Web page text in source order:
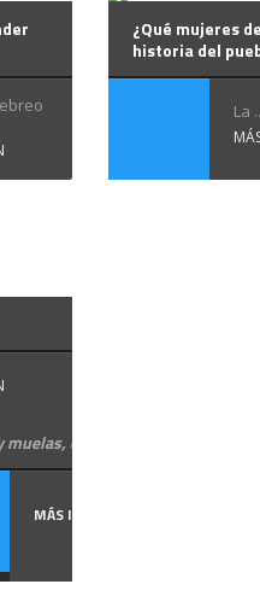
¿Qué mujeres
historia del
La
en hebreo
MÁS INFORMACIÓN